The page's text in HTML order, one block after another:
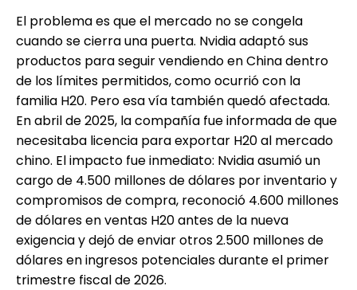
El problema es que el mercado no se congela
cuando se cierra una puerta. Nvidia adaptó sus
productos para seguir vendiendo en China dentro
de los límites permitidos, como ocurrió con la
familia H20. Pero esa vía también quedó afectada.
En abril de 2025, la compañía fue informada de que
necesitaba licencia para exportar H20 al mercado
chino. El impacto fue inmediato: Nvidia asumió un
cargo de 4.500 millones de dólares por inventario y
compromisos de compra, reconoció 4.600 millones
de dólares en ventas H20 antes de la nueva
exigencia y dejó de enviar otros 2.500 millones de
dólares en ingresos potenciales durante el primer
trimestre fiscal de 2026.